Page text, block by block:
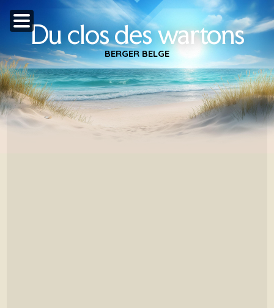
Du clos des wartons
BERGER BELGE